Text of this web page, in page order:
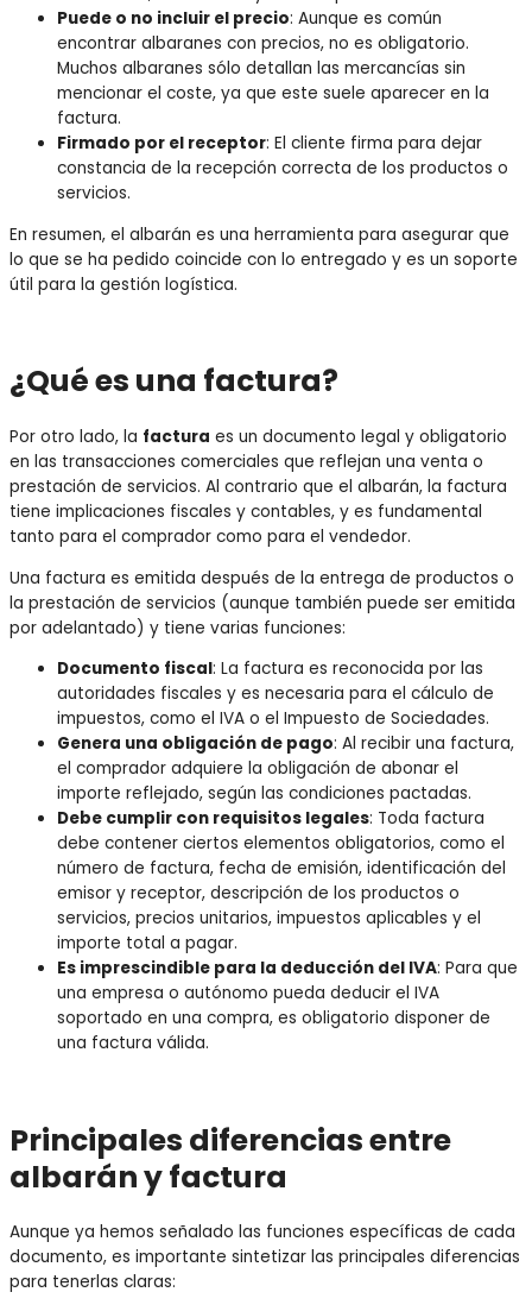
Puede o no incluir el precio: Aunque es común
encontrar albaranes con precios, no es obligatorio.
Muchos albaranes sólo detallan las mercancías sin
mencionar el coste, ya que este suele aparecer en la
factura.
Firmado por el receptor: El cliente firma para dejar
constancia de la recepción correcta de los productos o
servicios.
En resumen, el albarán es una herramienta para asegurar que
lo que se ha pedido coincide con lo entregado y es un soporte
útil para la gestión logística.
¿Qué es una factura?
Por otro lado, la factura es un documento legal y obligatorio
en las transacciones comerciales que reflejan una venta o
prestación de servicios. Al contrario que el albarán, la factura
tiene implicaciones fiscales y contables, y es fundamental
tanto para el comprador como para el vendedor.
Una factura es emitida después de la entrega de productos o
la prestación de servicios (aunque también puede ser emitida
por adelantado) y tiene varias funciones:
Documento fiscal: La factura es reconocida por las
autoridades fiscales y es necesaria para el cálculo de
impuestos, como el IVA o el Impuesto de Sociedades.
Genera una obligación de pago: Al recibir una factura,
el comprador adquiere la obligación de abonar el
importe reflejado, según las condiciones pactadas.
Debe cumplir con requisitos legales: Toda factura
debe contener ciertos elementos obligatorios, como el
número de factura, fecha de emisión, identificación del
emisor y receptor, descripción de los productos o
servicios, precios unitarios, impuestos aplicables y el
importe total a pagar.
Es imprescindible para la deducción del IVA: Para que
una empresa o autónomo pueda deducir el IVA
soportado en una compra, es obligatorio disponer de
una factura válida.
Principales diferencias entre
albarán y factura
Aunque ya hemos señalado las funciones específicas de cada
documento, es importante sintetizar las principales diferencias
para tenerlas claras: